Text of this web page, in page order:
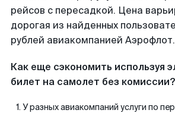
рейсов с пересадкой. Цена
дорогая из найденных
рублей авиакомпанией Аэрофлот.
Как еще сэкономить используя
билет на самолет без комиссии?
У разных авиакомпаний услуги по